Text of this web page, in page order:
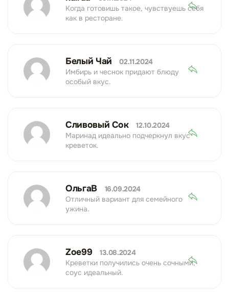
Когда готовишь такое, чувствуешь себя
как в ресторане.
Белый Чай
02.11.2024
Имбирь и чеснок придают блюду
особый вкус.
Сливовый Сок
12.10.2024
Маринад идеально подчеркнул вкус
креветок.
ОльгаВ
16.09.2024
Отличный вариант для семейного
ужина.
Zoe99
13.08.2024
Креветки получились очень сочными,
соус идеальный.